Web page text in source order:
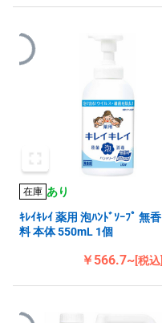
在庫 あり
ｷﾚｲｷﾚｲ 薬用 泡ﾊﾝﾄﾞｿｰﾌﾟ 無香
料 本体 550mL 1個
￥566.7~[税込]